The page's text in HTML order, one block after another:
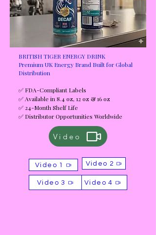
BRITISH TIGER ENERGY DRINK
Premium UK Energy Brand Built for Global
Distribution
✅ FDA-Compliant Labels
✅ Available in 8.4 oz, 12 oz & 16 oz
✅ 24-Month Shelf Life
✅ Distributor Opportunities Worldwide
Video
Video 1 Video 2
Video 4
Video 3